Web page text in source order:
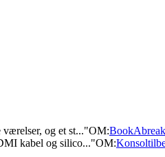
og et st..."OM:BookAbreak
kabel og silico..."OM: